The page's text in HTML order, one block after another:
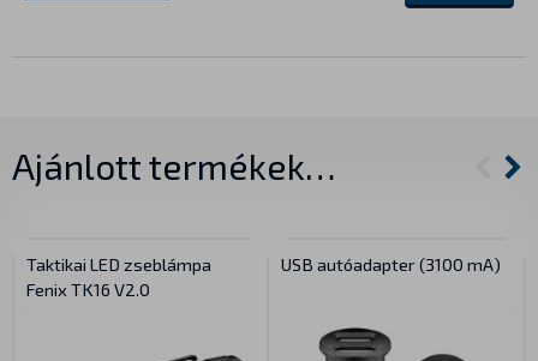
Ajánlott termékek…
Taktikai LED zseblámpa
Fenix TK16 V2.0
USB autóadapter (3100 mA)